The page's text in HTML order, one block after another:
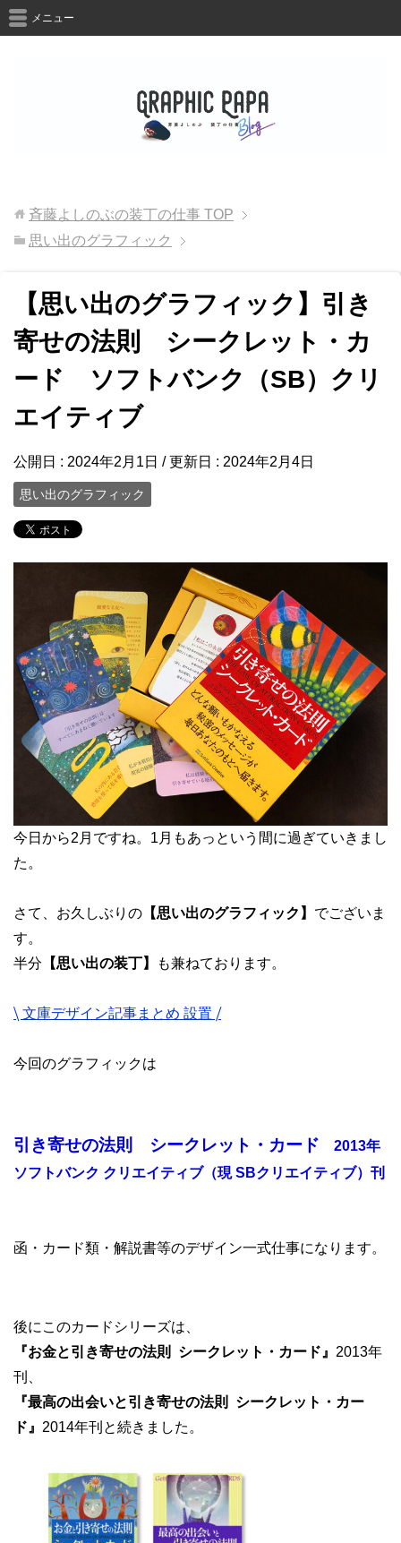
メニュー
斉藤よしのぶの装丁の仕事 TOP
思い出のグラフィック
【思い出のグラフィック】引き
寄せの法則 シークレット・カ
ード ソフトバンク（SB）クリ
エイティブ
公開日 : 2024年2月1日 / 更新日 : 2024年2月4日
思い出のグラフィック
今日から2月ですね。1月もあっという間に過ぎていきまし
た。
さて、お久しぶりの 【思い出のグラフィック】 でございま
す。
半分 【思い出の装丁】 も兼ねております。
⧹ 文庫デザイン記事まとめ 設置 ⧸
今回のグラフィックは
引き寄せの法則 シークレット・カード 2013年
ソフトバンク クリエイティブ（現 SBクリエイティブ）刊
函・カード類・解説書等のデザイン一式仕事になります。
後にこのカードシリーズは、
『お金と引き寄せの法則 シークレット・カード』 2013年
刊、
『最高の出会いと引き寄せの法則 シークレット・カー
ド』 2014年刊と続きました。